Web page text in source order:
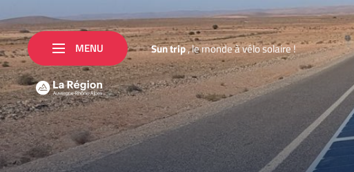
MENU Suntrip,lemondeàvélosolaire!